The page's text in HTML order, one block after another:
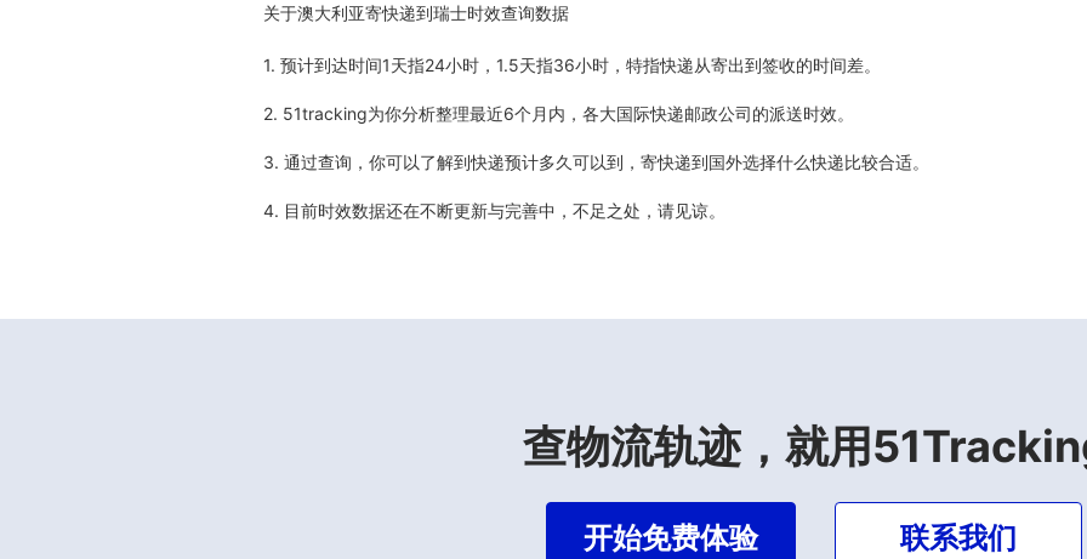
关于澳大利亚寄快递到瑞士时效查询数据
1. 预计到达时间1天指24小时，1.5天指36小时，特指快递从寄出到签收的时间差。
2. 51tracking为你分析整理最近6个月内，各大国际快递邮政公司的派送时效。
3. 通过查询，你可以了解到快递预计多久可以到，寄快递到国外选择什么快递比较合适。
4. 目前时效数据还在不断更新与完善中，不足之处，请见谅。
查物流轨迹，就用
开始免费体验 联系我们